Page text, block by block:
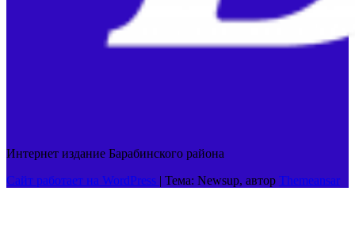
Интернет издание Барабинского района
Сайт работает на WordPress | Тема: Newsup, автор Themeansar